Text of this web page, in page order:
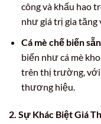
công và khấu hao
như giá trị gia
Cá mè chế biến
biến như cá mè
trên thị trường, với
thương hiệu.
2. Sự Khác Biệt Giá